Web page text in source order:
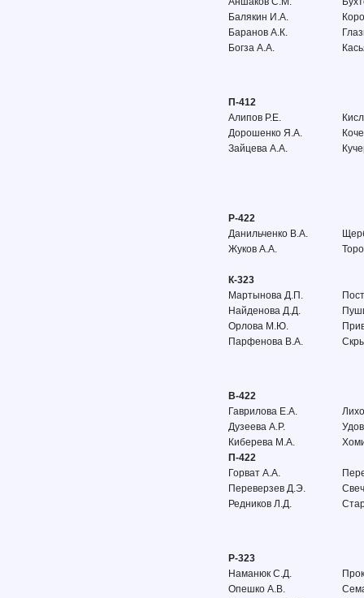
Балякин И.А.
Баранов А.К.
Богза А.А.
П-412
Алипов Р.Е.
Дорошенко Я.А.
Зайцева А.А.
Р-422
Данильченко В.А.
Жуков А.А.
К-323
Мартынова Д.П.
Найденова Д.Д.
Орлова М.Ю.
Парфенова В.А.
В-422
Гаврилова Е.А.
Дузеева А.Р.
Киберева М.А.
П-422
Горват А.А.
Переверзев Д.Э.
Редников Л.Д.
Р-323
Наманюк С.Д.
Опешко А.В.